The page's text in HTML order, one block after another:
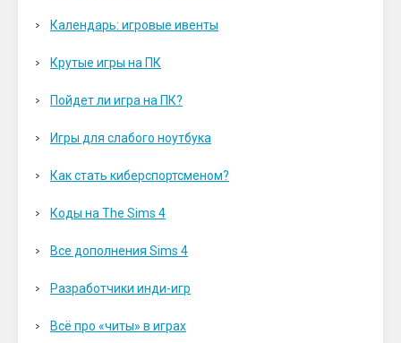
Календарь: игровые ивенты
Крутые игры на ПК
Пойдет ли игра на ПК?
Игры для слабого ноутбука
Как стать киберспортсменом?
Коды на The Sims 4
Все дополнения Sims 4
Разработчики инди-игр
Всё про «читы» в играх